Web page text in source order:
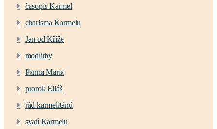
časopis Karmel
charisma Karmelu
Jan od Kříže
modlitby
Panna Maria
prorok Eliáš
řád karmelitánů
svatí Karmelu